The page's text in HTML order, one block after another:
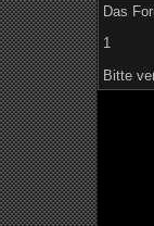
Das
1
Bitte